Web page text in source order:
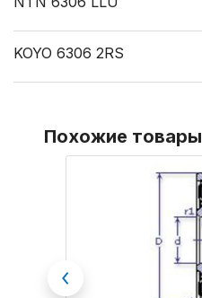
KOYO 6306 2RS
Похожие товары
Previous